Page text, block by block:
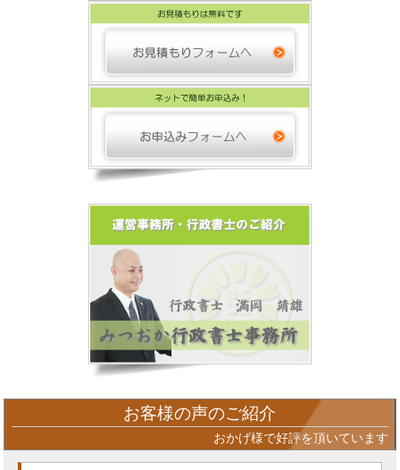
お客様の声のご紹介
おかげ様で好評を頂いています